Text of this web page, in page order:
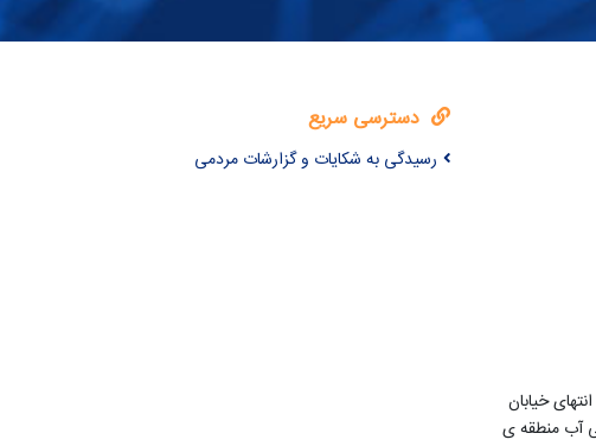
دسترسی سریع
رسیدگی به شکایات و گزارشات مردمی
خیابان
آب منطقه ی